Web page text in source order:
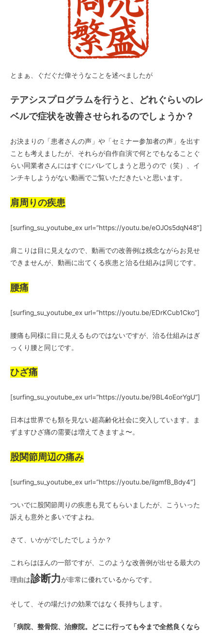
とまぁ、ぐだぐだ偉そうなことを述べましたが
テアシスプログラムを行うと、どれぐらいのレ
ベルで症状を改善させられるのでしょうか？
お決まりの「患者さんの声」や「セミナー参加者の声」を出す
ことも考えましたが、それらが自作自演で何とでもなることぐ
らい同業者さんにはすぐにバレてしまうと思うので（笑）、イ
ンチキしようがない動画でご覧いただきたいと思います。
肩周りの疾患
[surfing_su_youtube_ex url=”https://youtu.be/eOJOs5dqN48″]
肩こりは目に見えなので、動画での改善例は残念ながらお見せ
できませんが、動画に出てくる疾患と治る仕組みは同じです。
腰痛
[surfing_su_youtube_ex url=”https://youtu.be/EDrKCub1Cko”]
腰痛も同様に目に見えるものではないですが、治る仕組みはぎ
っくり腰と同じです。
ひざ痛
[surfing_su_youtube_ex url=”https://youtu.be/9BL4oEorYgU”]
日本は世界でも類を見ない超高齢化社会に突入しています。ま
ずますひざ痛の需要は増えてきますよ〜。
股関節周辺の痛み
[surfing_su_youtube_ex url=”https://youtu.be/ilgmfB_Bdy4″]
ついでに股関節周りの疾患も見てもらいましたが、こういった
訴えも意外と多いですよね。
さて、いかがでしたでしょうか？
これらはほんの一部ですが、このような改善例が出せる最大の
理由は診断力が非常に優れているからです。
そして、その場だけの効果ではなく長持ちします。
「病院、整骨院、治療院。どこに行っても今まで全然良くなら